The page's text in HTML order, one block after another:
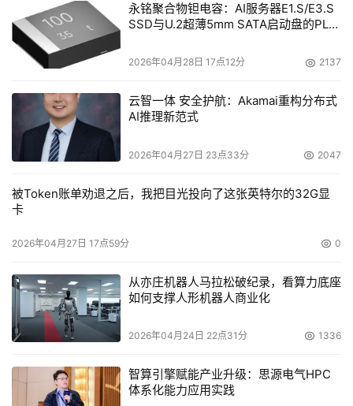
永铭聚合物钽电容：AI服务器E1.S/E3.S
SSD与U.2超薄5mm SATA启动盘的PLP
2026年04月28日 17点12分 2137
云智一体 安全护航：Akamai重构分布式
AI推理新范式
2026年04月27日 23点33分 2047
被Token账单劝退之后，我把目光投向了这张英特尔的32G显
卡
2026年04月27日 17点59分 0
从亦庄机器人马拉松破纪录，看算力底座
如何支撑人形机器人商业化
2026年04月24日 22点31分 1336
智算引擎赋能产业升级：思源电气HPC
体系化能力应用实践